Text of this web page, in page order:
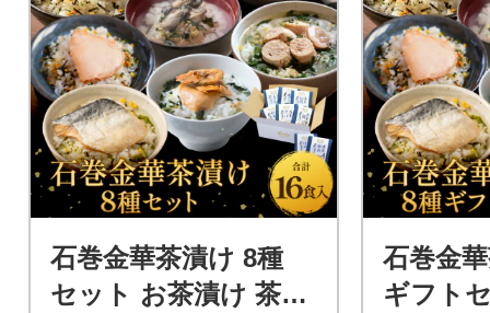
石巻金華茶漬け 8種
セット お茶漬け 茶漬
石巻金
ギフト